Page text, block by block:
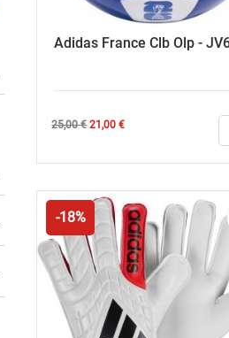
Adidas France Clb Olp -
Κανονική
25,00 €Τιμή
21,00 €
-18%